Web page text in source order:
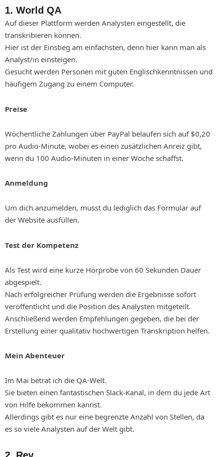
1. World QA
Auf dieser Plattform werden Analysten eingestellt, die
transkribieren können.
Hier ist der Einstieg am einfachsten, denn hier kann man als
Analyst/in einsteigen.
Gesucht werden Personen mit guten Englischkenntnissen und
häufigem Zugang zu einem Computer.
Preise
Wöchentliche Zahlungen über PayPal belaufen sich auf $0,20
pro Audio-Minute, wobei es einen zusätzlichen Anreiz gibt,
wenn du 100 Audio-Minuten in einer Woche schaffst.
Anmeldung
Um dich anzumelden, musst du lediglich das Formular auf
der Website ausfüllen.
Test der Kompetenz
Als Test wird eine kurze Hörprobe von 60 Sekunden Dauer
abgespielt.
Nach erfolgreicher Prüfung werden die Ergebnisse sofort
veröffentlicht und die Position des Analysten mitgeteilt.
Anschließend werden Empfehlungen gegeben, die bei der
Erstellung einer qualitativ hochwertigen Transkription helfen.
Mein Abenteuer
Im Mai betrat ich die QA-Welt.
Sie bieten einen fantastischen Slack-Kanal, in dem du jede Art
von Hilfe bekommen kannst.
Allerdings gibt es nur eine begrenzte Anzahl von Stellen, da
es so viele Analysten auf der Welt gibt.
2. Rev